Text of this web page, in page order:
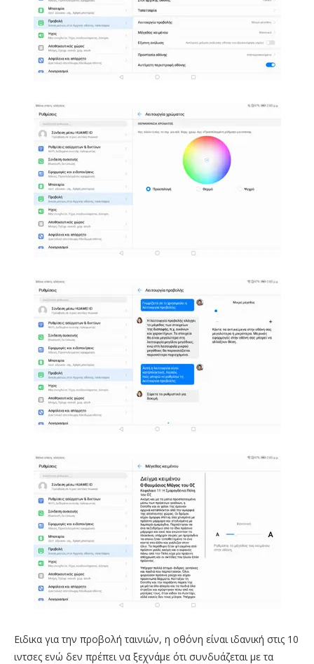
Ειδικα για την προβολή ταινιών, η οθόνη είναι ιδανική στις 10
ιντσες ενώ δεν πρέπει να ξεχνάμε ότι συνδυάζεται με τα